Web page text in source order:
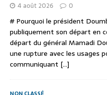
4 août 2026 0
# Pourquoi le président
publiquement son départ en
départ du général Mamadi
une rupture avec les usages
communiquant [...]